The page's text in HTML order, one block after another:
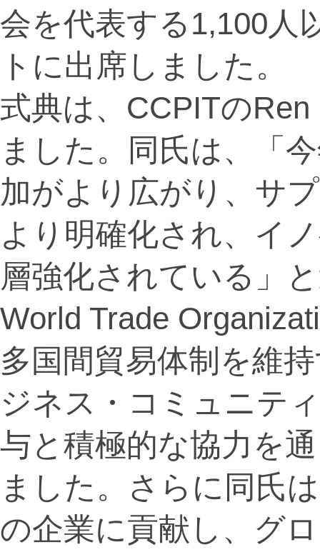
会を代表する1,100人
トに出席しました。
式典は、CCPITの
ました。同氏は、「
加がより広がり、サ
より明確化され、イ
層強化されている」
World Trade
多国間貿易体制を維
ジネス・コミュニテ
与と積極的な協力を
ました。さらに同氏
の企業に貢献し、グ